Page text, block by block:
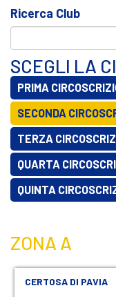
Ricerca Club
SCEGLI LA
PRIMA
SECONDA
TERZA
QUARTA
QUINTA
ZONA A
CERTOSA DI PAVIA